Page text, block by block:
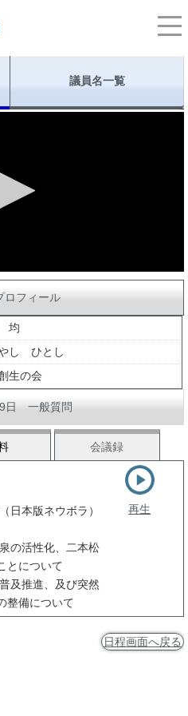
議員名一覧
ロフィール
均
し ひとし
生の会
日 一般質問
会議録
日本版ネウボラ）
の活性化、二本松
とについて
及推進、及び突然
整備について
再生
日程画面へ戻る